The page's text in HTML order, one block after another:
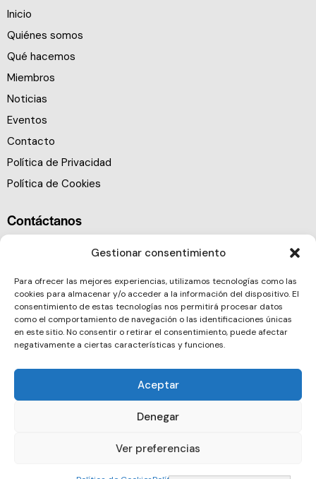
Gestionar consentimiento
Para ofrecer las mejores experiencias, utilizamos tecnologías como las
cookies para almacenar y/o acceder a la información del dispositivo. El
consentimiento de estas tecnologías nos permitirá procesar datos
como el comportamiento de navegación o las identificaciones únicas
en este sitio. No consentir o retirar el consentimiento, puede afectar
negativamente a ciertas características y funciones.
Aceptar
Denegar
Ver preferencias
Inicio
Quiénes somos
Qué hacemos
Miembros
Noticias
Eventos
Contacto
Política de Privacidad
Política de Cookies
Contáctanos